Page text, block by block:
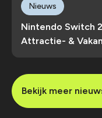
Nintendo Switch
Attractie- &
Nieuws
Bekijk meer